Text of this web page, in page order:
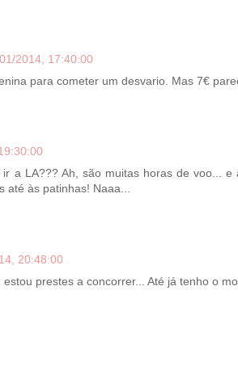
2014, 17:40:00
para cometer um desvario. Mas 7€
a LA??? Ah, são muitas horas de voo... e
até às patinhas! Naaa...
20:48:00
prestes a concorrer... Até já tenho o